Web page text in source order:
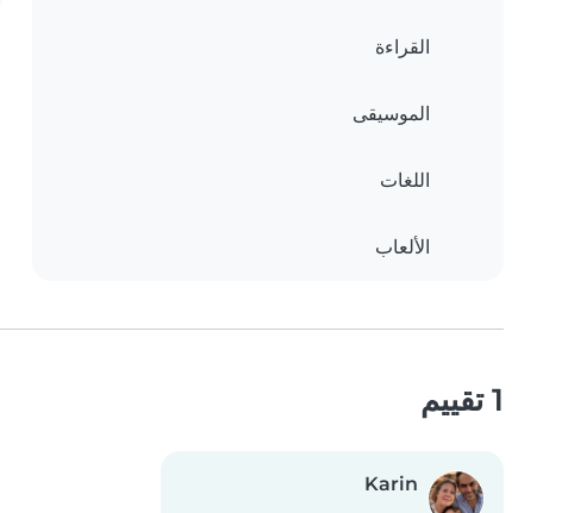
القراءة
الموسيقى
اللغات
الألعاب
1 تقييم
Karin